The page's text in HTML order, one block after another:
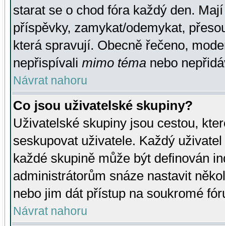
starat se o chod fóra každý den.
příspěvky, zamykat/odemykat,
která spravují. Obecně řečeno,
nepřispívali mimo téma nebo
Návrat nahoru
Co jsou uživatelské skupiny?
Uživatelské skupiny jsou cestou,
seskupovat uživatele. Každý
každé skupině může být definován
administrátorům snáze nastavit
nebo jim dát přístup na soukromé
Návrat nahoru